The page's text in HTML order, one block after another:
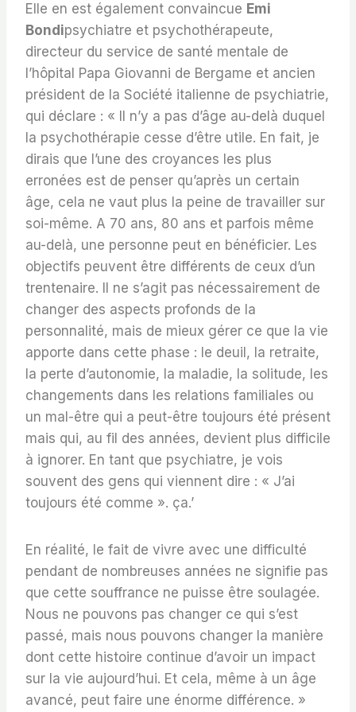
Elle en est également convaincue Emi
Bondipsychiatre et psychothérapeute,
directeur du service de santé mentale de
l’hôpital Papa Giovanni de Bergame et ancien
président de la Société italienne de psychiatrie,
qui déclare : « Il n’y a pas d’âge au-delà duquel
la psychothérapie cesse d’être utile. En fait, je
dirais que l’une des croyances les plus
erronées est de penser qu’après un certain
âge, cela ne vaut plus la peine de travailler sur
soi-même. A 70 ans, 80 ans et parfois même
au-delà, une personne peut en bénéficier. Les
objectifs peuvent être différents de ceux d’un
trentenaire. Il ne s’agit pas nécessairement de
changer des aspects profonds de la
personnalité, mais de mieux gérer ce que la vie
apporte dans cette phase : le deuil, la retraite,
la perte d’autonomie, la maladie, la solitude, les
changements dans les relations familiales ou
un mal-être qui a peut-être toujours été présent
mais qui, au fil des années, devient plus difficile
à ignorer. En tant que psychiatre, je vois
souvent des gens qui viennent dire : « J’ai
toujours été comme ». ça.’
En réalité, le fait de vivre avec une difficulté
pendant de nombreuses années ne signifie pas
que cette souffrance ne puisse être soulagée.
Nous ne pouvons pas changer ce qui s’est
passé, mais nous pouvons changer la manière
dont cette histoire continue d’avoir un impact
sur la vie aujourd’hui. Et cela, même à un âge
avancé, peut faire une énorme différence. »